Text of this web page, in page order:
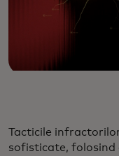
Tacticile
sofisticate, folosind